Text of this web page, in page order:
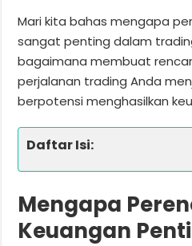
Mari kita bahas mengapa
sangat penting dalam
bagaimana membuat
perjalanan trading Anda
berpotensi menghasilkan
Daftar Isi:
Mengapa
Keuangan